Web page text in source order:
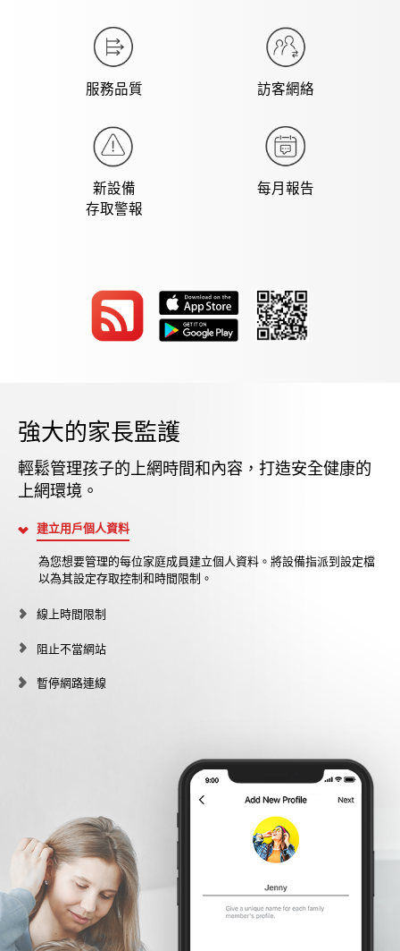
服務品質 訪客網絡
新設備
存取警報
每月報告
強大的家長監護
輕鬆管理孩子的上網時間和內容，打造安全健康的
上網環境。
建立用戶個人資料
為您想要管理的每位家庭成員建立個人資料。將設備指派到設定檔
以為其設定存取控制和時間限制。
線上時間限制
阻止不當網站
暫停網路連線